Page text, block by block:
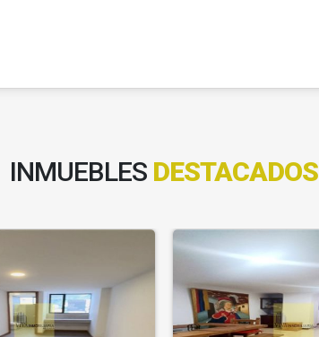
INMUEBLES DESTACADOS